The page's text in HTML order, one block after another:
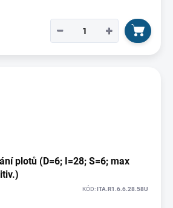
+
−
plotů (D=6; I=28; S=6; max
KÓD:ITA.R1.6.6.28.58U